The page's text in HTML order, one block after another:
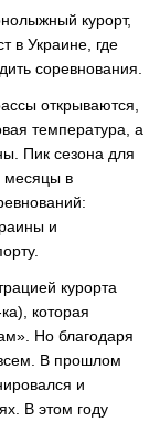
курорт,
в Украине, где
соревнования.
открываются,
температура, а
Пик сезона для
месяцы в
и
курорта
которая
Но благодаря
В прошлом
и
В этом году